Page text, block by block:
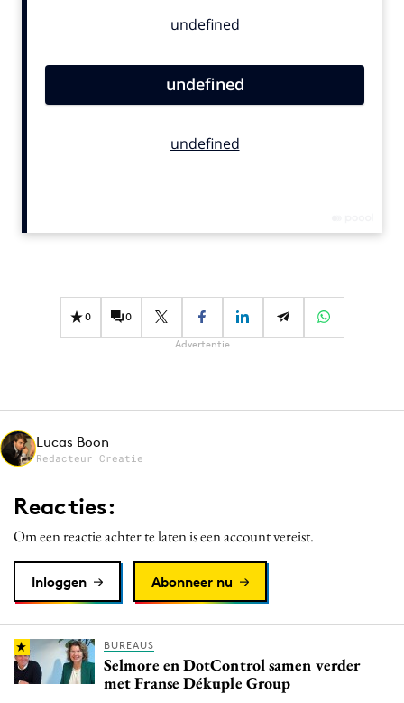
Bureaus
Effectiviteit
Martech
Media
Merkstrategie
Purpose Marketing
Reputatie & crisis
0 0
Advertentie
Lucas Boon
Redacteur Creatie
Reacties:
Om een reactie achter te laten is een account vereist.
Inloggen Abonneer nu
BUREAUS
Selmore en DotControl samen verder
met Franse Dékuple Group